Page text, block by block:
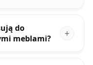
do
meblami?